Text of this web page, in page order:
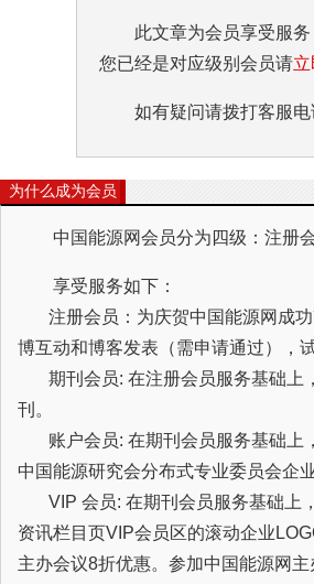
此文章为会员享受服
您已经是对应级别会员请
如有疑问请拨打客服
为什么成为会员
中国能源网会员分为四级：注册
享受服务如下：
注册会员：为庆贺中国能源网成功
博互动和博客发表（需申请通过），
期刊会员: 在注册会员服务基础上
刊。
账户会员: 在期刊会员服务基础上
中国能源研究会分布式专业委员会企
VIP 会员: 在期刊会员服务基础上
资讯栏目页VIP会员区的滚动企业
主办会议8折优惠。参加中国能源网